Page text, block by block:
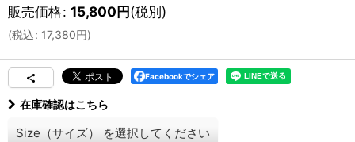
販売価格: 15,800円(税別)
(税込: 17,380円)
Facebookでシェア
在庫確認はこちら
Size（サイズ） を選択してください